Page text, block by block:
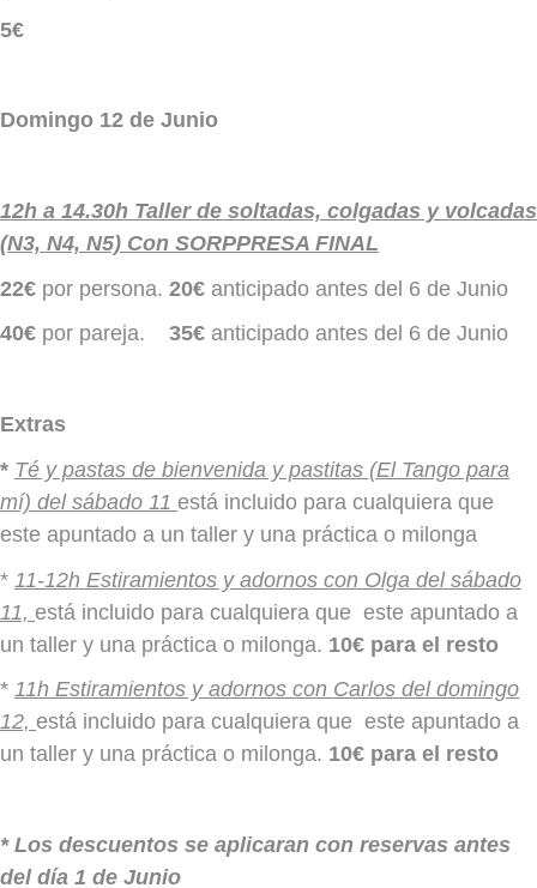
5€
Domingo 12 de Junio
12h a 14.30h Taller de soltadas, colgadas y volcadas
(N3, N4, N5) Con SORPPRESA FINAL
22€ por persona. 20€ anticipado antes del 6 de Junio
40€ por pareja. 35€ anticipado antes del 6 de Junio
Extras
* Té y pastas de bienvenida y pastitas (El Tango para
mí) del sábado 11 está incluido para cualquiera que
este apuntado a un taller y una práctica o milonga
* 11-12h Estiramientos y adornos con Olga del sábado
11, está incluido para cualquiera que este apuntado a
un taller y una práctica o milonga. 10€ para el resto
* 11h Estiramientos y adornos con Carlos del domingo
12, está incluido para cualquiera que este apuntado a
un taller y una práctica o milonga. 10€ para el resto
* Los descuentos se aplicaran con reservas antes
del día 1 de Junio